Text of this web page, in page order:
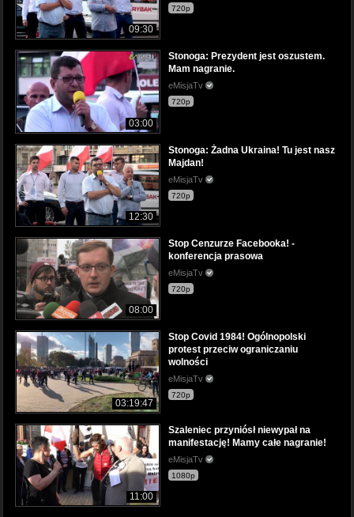
09:30
720p
03:00
Stonoga: Prezydent jest oszustem.
Mam nagranie.
eMisjaTv
720p
12:30
Stonoga: Żadna Ukraina! Tu jest nasz
Majdan!
eMisjaTv
720p
08:00
Stop Cenzurze Facebooka! -
konferencja prasowa
eMisjaTv
720p
03:19:47
Stop Covid 1984! Ogólnopolski
protest przeciw ograniczaniu
wolności
eMisjaTv
720p
11:00
Szaleniec przyniósł niewypał na
manifestację! Mamy całe nagranie!
eMisjaTv
1080p